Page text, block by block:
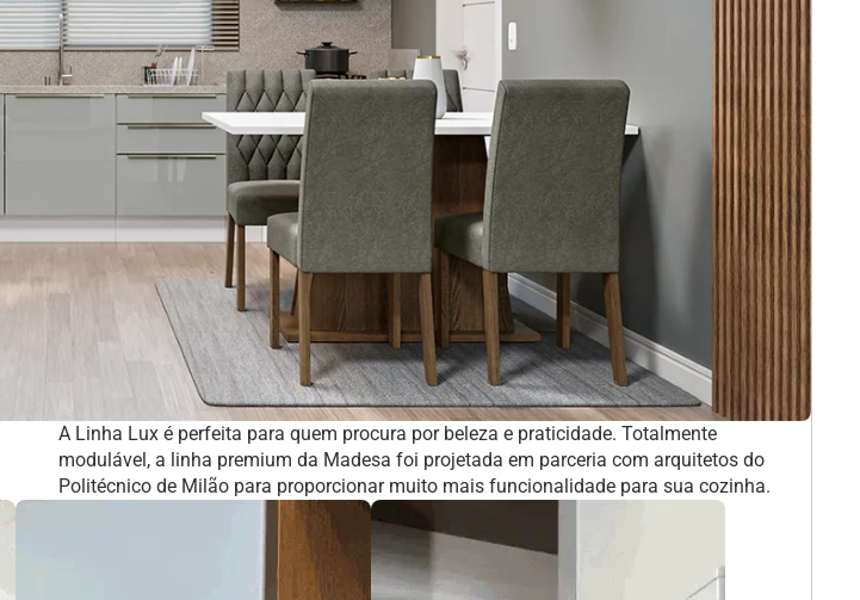
A Linha Lux é perfeita para quem procura por beleza e praticidade. Totalmente
modulável, a linha premium da Madesa foi projetada em parceria com arquitetos do
Politécnico de Milão para proporcionar muito mais funcionalidade para sua cozinha.